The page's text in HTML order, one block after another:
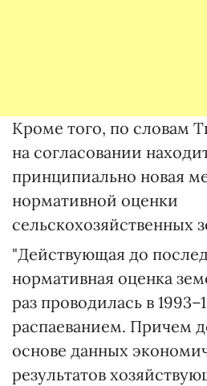
Кроме того, по словам
на согласовании
принципиально новая
нормативной оценки
сельскохозяйственных
"Действующая до
нормативная оценка
раз проводилась в
распаеванием. Причем
основе данных
результатов